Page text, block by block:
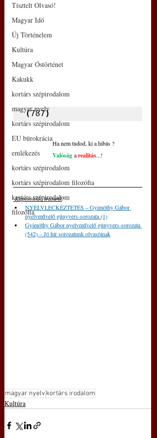
Tisztelt Olvasó!
Magyar Idő
Új Történelem
Kultúra
Magyar Őstörténet
Kakukk
kortárs szépirodalom
magyar nyelv
kortárs szépirodalom
EU bürokrácia
emlékezés
kortárs szépirodalom
kortárs szépirodalom filozófia
kortárs szépirodalom
filozófia
(787)
Ha nem tudod, ki a hibás ?
Valóság a realitás...!
Kapcsolódó írásunk:
NYELVLECKÉZTETÉS – Gyimóthy Gábor
nyelvművelő gúnyvers-sorozata (1)
Gyimóthy Gábor nyelvművelő gúnyvers-sorozata
(542) – Jó hír sorozatunk olvasóinak
magyar nyelv kortárs irodalom
Kultúra